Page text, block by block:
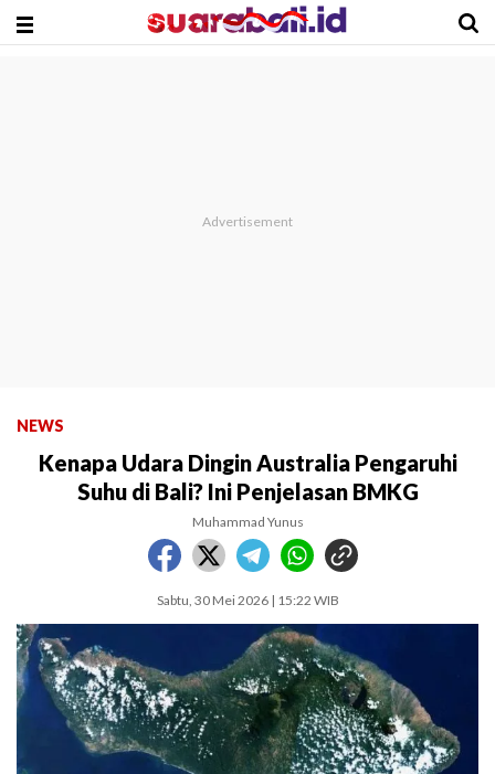
NEWS
Kenapa Udara Dingin Australia Pengaruhi
Suhu di Bali? Ini Penjelasan BMKG
Muhammad Yunus
Sabtu, 30 Mei 2026 | 15:22 WIB